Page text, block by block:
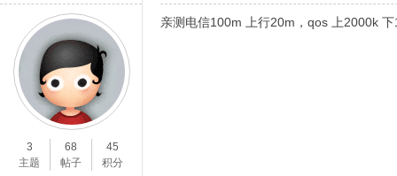
3
主题
68
帖子
45
积分
亲测电信100m 上行20m，qos 上2000k